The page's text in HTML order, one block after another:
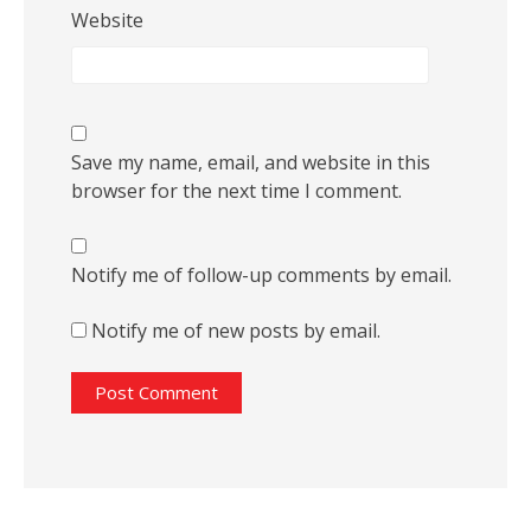
Website
Save my name, email, and website in this
browser for the next time I comment.
Notify me of follow-up comments by email.
Notify me of new posts by email.